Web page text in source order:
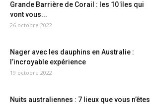
Grande Barrière de Corail : les 10 îles qui
vont vous...
26 octobre 2022
Nager avec les dauphins en Australie :
l’incroyable expérience
19 octobre 2022
Nuits australiennes : 7 lieux que vous n’êtes